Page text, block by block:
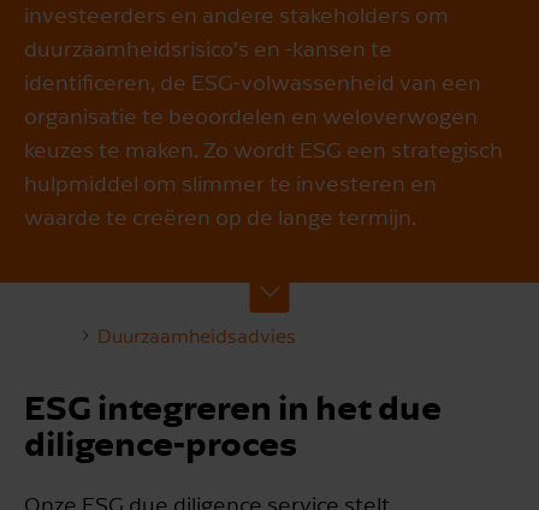
investeerders en andere stakeholders om
duurzaamheidsrisico’s en -kansen te
identificeren, de ESG-volwassenheid van een
organisatie te beoordelen en weloverwogen
keuzes te maken. Zo wordt ESG een strategisch
hulpmiddel om slimmer te investeren en
waarde te creëren op de lange termijn.
Duurzaamheidsadvies
ESG integreren in het due
diligence-proces
Onze ESG due diligence service stelt